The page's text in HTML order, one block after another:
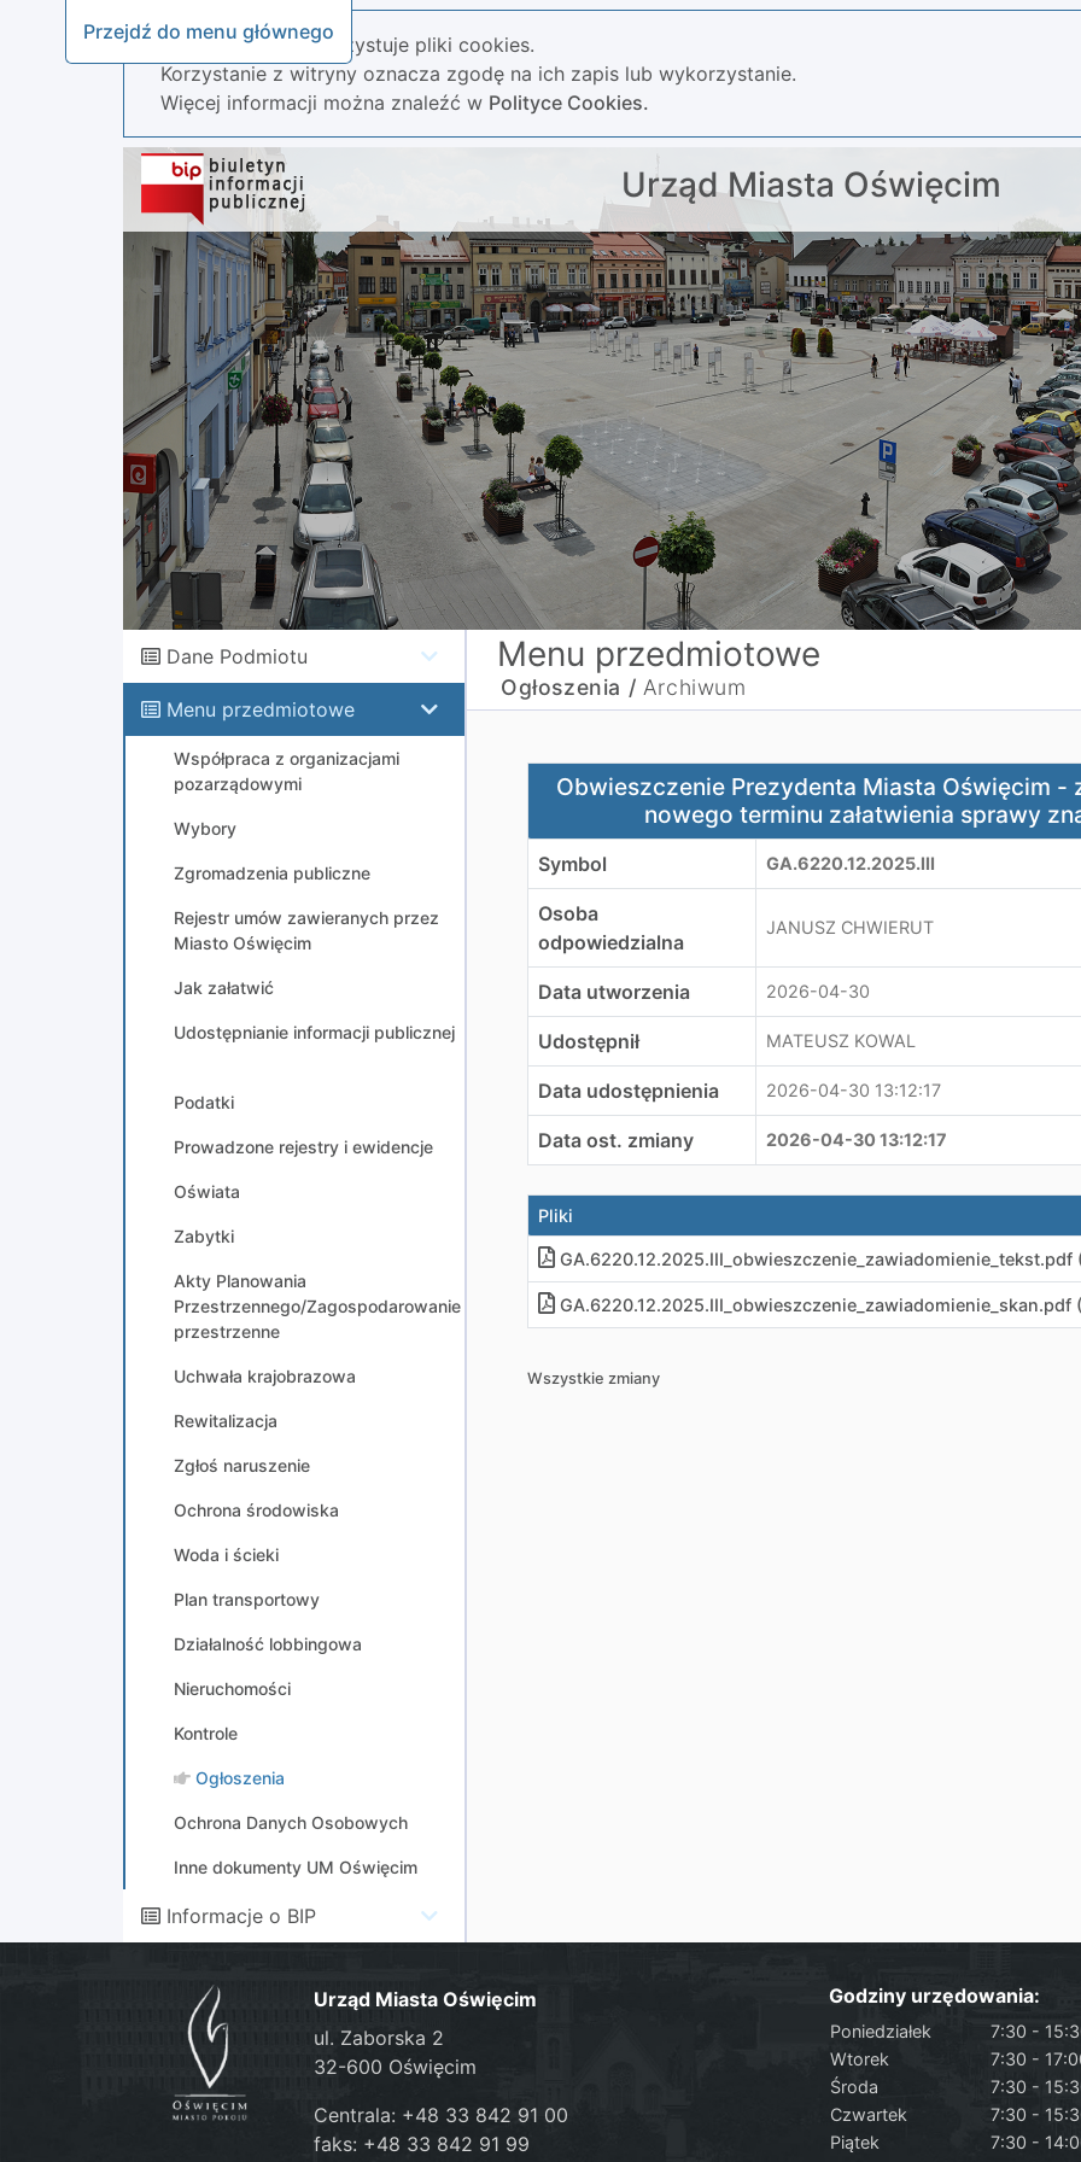
Przejdź do menu głównego
Nasza strona wykorzystuje pliki cookies.
Korzystanie z witryny oznacza zgodę na ich zapis lub wykorzystanie.
Więcej informacji można znaleźć w Polityce Cookies.
Urząd Miasta Oświęcim
Dane Podmiotu
Menu przedmiotowe
Współpraca z organizacjami
pozarządowymi
Wybory
Zgromadzenia publiczne
Rejestr umów zawieranych przez
Miasto Oświęcim
Jak załatwić
Udostępnianie informacji publicznej
Podatki
Prowadzone rejestry i ewidencje
Oświata
Zabytki
Akty Planowania
Przestrzennego/Zagospodarowanie
przestrzenne
Uchwała krajobrazowa
Rewitalizacja
Zgłoś naruszenie
Ochrona środowiska
Woda i ścieki
Plan transportowy
Działalność lobbingowa
Nieruchomości
Kontrole
Ogłoszenia
Ochrona Danych Osobowych
Inne dokumenty UM Oświęcim
Informacje o BIP
Menu przedmiotowe
Ogłoszenia / Archiwum
Obwieszczenie Prezydenta Miasta Oświęcim -
Obwieszczenie Prezydenta Miasta Oświęcim
nowego terminu załatwienia sprawy
Symbol GA.6220.12.2025.III
Osoba
odpowiedzialna
JANUSZ CHWIERUT
Data utworzenia 2026-04-30
Udostępnił MATEUSZ KOWAL
Data udostępnienia 2026-04-30 13:12:17
Data ost. zmiany 2026-04-30 13:12:17
Pliki
GA.6220.12.2025.III_obwieszczenie_zawiadomienie_tekst.pdf
GA.6220.12.2025.III_obwieszczenie_zawiadomienie_skan.pdf
Wszystkie zmiany
Urząd Miasta Oświęcim
ul. Zaborska 2
32-600 Oświęcim
Centrala: +48 33 842 91 00
faks: +48 33 842 91 99
Godziny urzędowania:
Poniedziałek
7:30 -
Wtorek
7:30 -
Środa
7:30 -
Czwartek
7:30 -
Piątek
7:30 -